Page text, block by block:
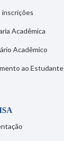
inscrições
Acadêmica
Acadêmico
ao Estudante